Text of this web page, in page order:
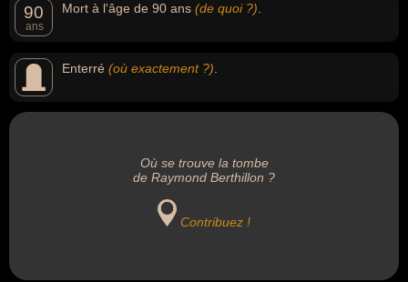
90
ans
Mort à l'âge de 90 ans (de quoi ?)
Enterré (où exactement ?)
Où se trouve la tombe
de Raymond Berthillon ?
Contribuez !